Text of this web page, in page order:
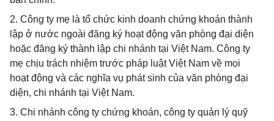
2. Công ty mẹ là tổ chức kinh doanh chứng khoán thành
lập ở nước ngoài đăng ký hoạt động văn phòng đại diện
hoặc đăng ký thành lập chi nhánh tại Việt Nam. Công ty
mẹ chịu trách nhiệm trước pháp luật Việt Nam về mọi
hoạt động và các nghĩa vụ phát sinh của văn phòng đại
diện, chi nhánh tại Việt Nam.
3. Chi nhánh công ty chứng khoán, công ty quản lý quỹ